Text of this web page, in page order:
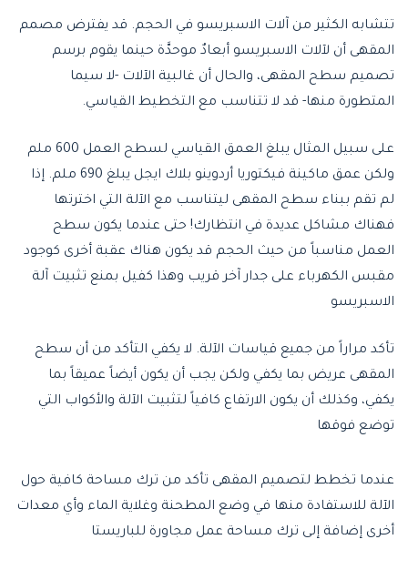
تتشابه الكثير من آلات الاسبريسو في الحجم. قد يفترض مصمم
المقهى أن لآلات الاسبريسو أبعادٌ موحدَّة حينما يقوم برسم
تصميم سطح المقهى، والحال أن غالبية الآلات -لا سيما
المتطورة منها- قد لا تتناسب مع التخطيط القياسي.
على سبيل المثال يبلغ العمق القياسي لسطح العمل 600 ملم
ولكن عمق ماكينة فيكتوريا أردوينو بلاك ايجل يبلغ 690 ملم. إذا
لم تقم ببناء سطح المقهى ليتناسب مع الآلة التي اخترتها
فهناك مشاكل عديدة في انتظارك! حتى عندما يكون سطح
العمل مناسباً من حيث الحجم قد يكون هناك عقبة أخرى كوجود
مقبس الكهرباء على جدار آخر قريب وهذا كفيل بمنع تثبيت آلة
الاسبريسو
تأكد مراراً من جميع قياسات الآلة. لا يكفي التأكد من أن سطح
المقهى عريض بما يكفي ولكن يجب أن يكون أيضاً عميقاً بما
يكفي، وكذلك أن يكون الارتفاع كافياً لتثبيت الآلة والأكواب التي
توضع فوقها
عندما تخطط لتصميم المقهى تأكد من ترك مساحة كافية حول
الآلة للاستفادة منها في وضع المطحنة وغلاية الماء وأي معدات
أخرى إضافة إلى ترك مساحة عمل مجاورة للباريستا